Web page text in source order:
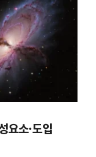
요소·도입